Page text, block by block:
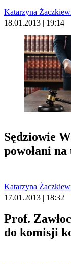
Katarzyna
18.01.2013 | 19:14
Sędziowie
powołani
Katarzyna
17.01.2013 | 18:32
Prof.
do komisji